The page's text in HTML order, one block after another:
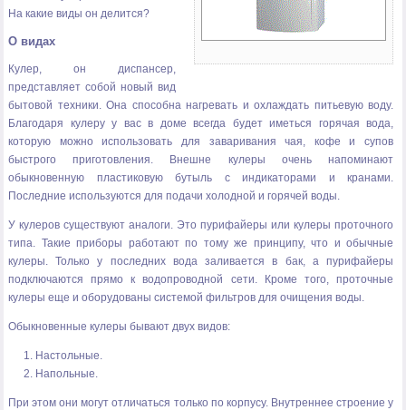
На какие виды он делится?
О видах
Кулер, он диспансер,
представляет собой новый вид
бытовой техники. Она способна нагревать и охлаждать питьевую воду.
Благодаря кулеру у вас в доме всегда будет иметься горячая вода,
которую можно использовать для заваривания чая, кофе и супов
быстрого приготовления. Внешне кулеры очень напоминают
обыкновенную пластиковую бутыль с индикаторами и кранами.
Последние используются для подачи холодной и горячей воды.
У кулеров существуют аналоги. Это пурифайеры или кулеры проточного
типа. Такие приборы работают по тому же принципу, что и обычные
кулеры. Только у последних вода заливается в бак, а пурифайеры
подключаются прямо к водопроводной сети. Кроме того, проточные
кулеры еще и оборудованы системой фильтров для очищения воды.
Обыкновенные кулеры бывают двух видов:
Настольные.
Напольные.
При этом они могут отличаться только по корпусу. Внутреннее строение у